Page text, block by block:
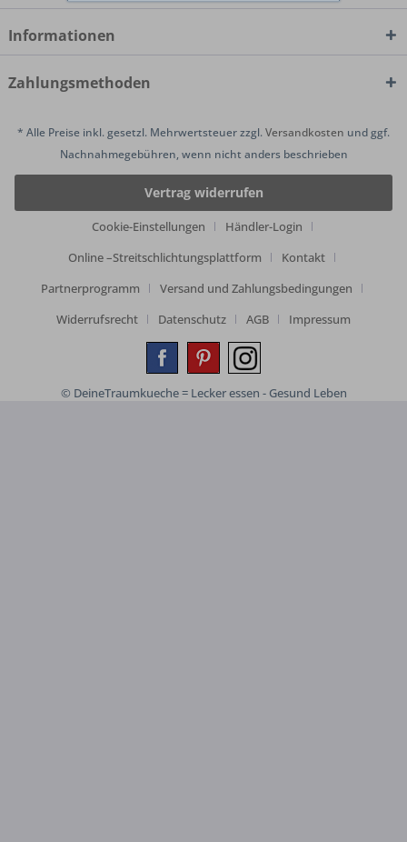
Informationen
Zahlungsmethoden
* Alle Preise inkl. gesetzl. Mehrwertsteuer zzgl.Versandkosten und ggf.
Nachnahmegebühren, wenn nicht anders beschrieben
Vertrag widerrufen
Cookie-Einstellungen
Händler-Login
Online –Streitschlichtungsplattform
Kontakt
Partnerprogramm
Versand und Zahlungsbedingungen
Widerrufsrecht
Datenschutz AGB Impressum
© DeineTraumkueche = Lecker essen - Gesund Leben